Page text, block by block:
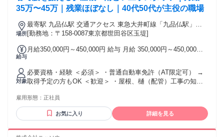
35万〜45万｜残業ほぼなし｜40代50代が主役の職場
場所
最寄駅 九品仏駅 交通アクセス 東急大井町線「九品仏駅」よ
り徒歩18分 ・車通勤OK ・転勤なし ・事情による直行直帰
[勤務地：〒158-0087東京都世田谷区玉堤]
給与
月給350,000円～450,000円 給与 月給 350,000円～450,000円
ます ※残業代全額支給 ※上記金額に関してはあくまで目安に
なります(前職の経験・スキルに応じて決定) ≪未経験者は月
給25万円からスタート！≫ 研修も充実しており、 丁寧にお教
えしますので、 頑張り次第ですぐに経験者の水準にUPできま
対象
必要資格・経験 ＜必須＞ ・普通自動車免許（AT限定可） →
取得予定の方もOK ＜歓迎＞ ・屋根、樋（配管）工事の知
長教育や玉掛け、高所作業車、 研削といしの取替え等業務な
どの資格 ・職長経験（1年以上） 他業種の現場作業経験があ
る方や、 未経験でも現場作業に興味があり、 手に職をつけた
迎 ・経験者歓迎 ・ブランクOK ・有資格者歓迎 ・40代以上応
雇用形態： 正社員
お気に入り 詳細を見る